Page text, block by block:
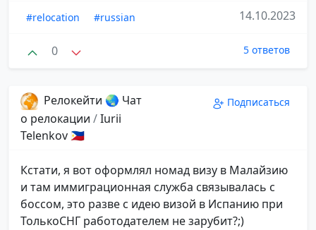
#relocation #russian 14.10.2023
0 5 ответов
Релокейти 🌏 Чат
о релокации /Iurii
Telenkov 🇵🇭
Подписаться
Кстати, я вот оформлял номад визу в Малайзию
и там иммиграционная служба связывалась с
боссом, это разве с идею визой в Испанию при
ТолькоСНГ работодателем не зарубит?;)